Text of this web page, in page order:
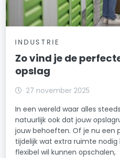
INDUSTRIE
Zo vind je de
opslag
27 november 2025
In een wereld waar alles
natuurlijk ook dat jouw
jouw behoeften. Of je nu een
tijdelijk wat extra ruimte
flexibel wil kunnen opschalen,